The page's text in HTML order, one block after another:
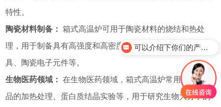
特性。
陶瓷材料制备： 箱式高温炉可用于陶瓷材料的烧结和热处
理，用于制备具有高强度和高密度的陶瓷制品，如陶瓷器
具、陶瓷电子元件等。
生物医药领域： 在生物医药领域，箱式高温炉常用于生物样
品的加热处理、蛋白质结晶实验等，用于研究生物大分子的
可以介绍下你们的产品么？